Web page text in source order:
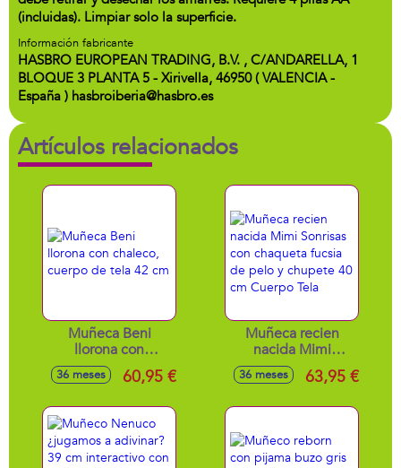
(incluidas). Limpiar solo la superficie.
Información fabricante
HASBRO EUROPEAN TRADING, B.V. , C/ANDARELLA, 1
BLOQUE 3 PLANTA 5 - Xirivella, 46950 ( VALENCIA -
España ) hasbroiberia@hasbro.es
Artículos relacionados
Muñeca Beni
llorona con
chaleco, cuerpo de
tela 42 cm
36 meses 60,95 €
Muñeca recien
nacida Mimi
Sonrisas con
chaqueta fucsia de
36 meses 63,95 €